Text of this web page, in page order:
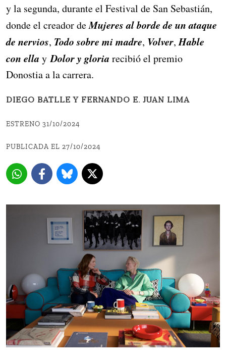
y la segunda, durante el Festival de San Sebastián,
donde el creador deMujeres al borde de un ataque
de nervios, Todo sobre mi madre, Volver,Hable
con ella yDolor y gloria recibió el premio
Donostia a la carrera.
DIEGO BATLLE Y FERNANDO E. JUAN LIMA
ESTRENO 31/10/2024
PUBLICADA EL 27/10/2024